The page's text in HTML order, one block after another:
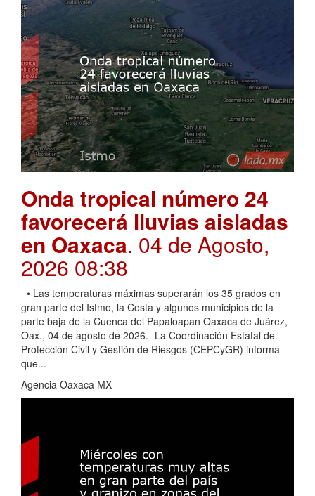
Onda tropical número 24
favorecerá lluvias aisladas
en Oaxaca. 04 de Agosto,
2026 08:38
• Las temperaturas máximas superarán los 35 grados en
gran parte del Istmo, la Costa y algunos municipios de la
parte baja de la Cuenca del Papaloapan Oaxaca de Juárez,
Oax., 04 de agosto de 2026.- La Coordinación Estatal de
Protección Civil y Gestión de Riesgos (CEPCyGR) informa
que...
Agencia Oaxaca MX